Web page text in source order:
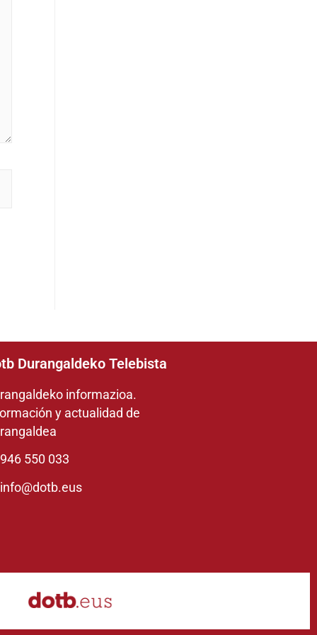
Durangaldeko Telebista
informazioa.
y actualidad de
550 033